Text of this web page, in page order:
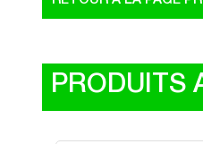
PRODUITS